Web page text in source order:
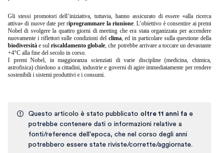
Gli stessi promotori dell’iniziativa, tuttavia, hanno assicurato di essere «alla ricerca
attiva» di nuove date per riprogrammare la riunione. L’obiettivo è consentire ai premi
Nobel di svolgere la quattro giorni di meeting che era stata organizzata per accendere
nuovamente i riflettori sulle condizioni del clima, ed in particolare sulla questione della
biodiversità e sulriscaldamento globale, che potrebbe arrivare a toccare un devastante
+4°C alla fine del secolo in corso.
I premi Nobel, in maggioranza scienziati di varie discipline (medicina, chimica,
astrofisica) chiedono a cittadini, industrie e governi di agire immediatamente per rendere
sostenibili i sistemi produttivi e i consumi.
Questo articolo è stato pubblicato oltre 11 anni fa e
potrebbe contenere dati o informazioni relative a
fonti/reference dell'epoca, che nel corso degli anni
potrebbero essere state riviste/corrette/aggiornate.